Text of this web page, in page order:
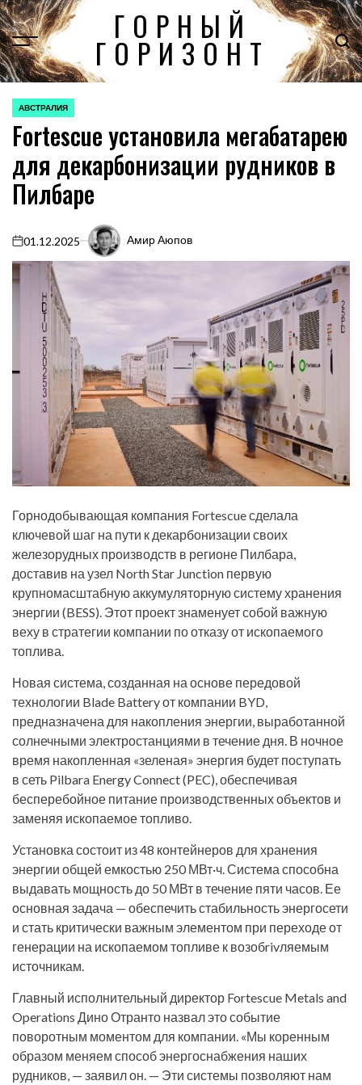
Перейти
к
содержимому
ГОРНЫЙ
ГОРИЗОНТ
ОПУБЛИКОВАНО
В
АВСТРАЛИЯ
Fortescue установила мегабатарею
для декарбонизации рудников в
Пилбаре
on
01.12.2025 Амир Аюпов
Горнодобывающая компания Fortescue сделала
ключевой шаг на пути к декарбонизации своих
железорудных производств в регионе Пилбара,
доставив на узел North Star Junction первую
крупномасштабную аккумуляторную систему хранения
энергии (BESS). Этот проект знаменует собой важную
веху в стратегии компании по отказу от ископаемого
топлива.
Новая система, созданная на основе передовой
технологии Blade Battery от компании BYD,
предназначена для накопления энергии, выработанной
солнечными электростанциями в течение дня. В ночное
время накопленная «зеленая» энергия будет поступать
в сеть Pilbara Energy Connect (PEC), обеспечивая
бесперебойное питание производственных объектов и
заменяя ископаемое топливо.
Установка состоит из 48 контейнеров для хранения
энергии общей емкостью 250 МВт·ч. Система способна
выдавать мощность до 50 МВт в течение пяти часов. Ее
основная задача — обеспечить стабильность энергосети
и стать критически важным элементом при переходе от
генерации на ископаемом топливе к возобrivляемым
источникам.
Главный исполнительный директор Fortescue Metals and
Operations Дино Отранто назвал это событие
поворотным моментом для компании. «Мы коренным
образом меняем способ энергоснабжения наших
рудников, — заявил он. — Эти системы позволяют нам